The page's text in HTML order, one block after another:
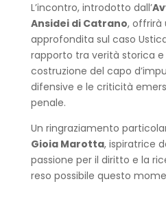
L’incontro, introdotto dall’
Ansidei di Catrano, offrirà
approfondita sul caso
rapporto tra verità storica
costruzione del capo
difensive e le criticità
penale.
Un ringraziamento
Gioia Marotta, ispiratrice
passione per il diritto e la
reso possibile questo